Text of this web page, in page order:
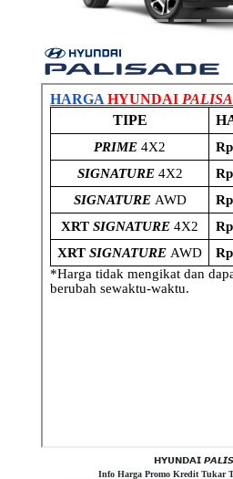
𝗛𝗬𝗨𝗡𝗗𝗔𝗜
Info Harga Promo Kredit Tukar